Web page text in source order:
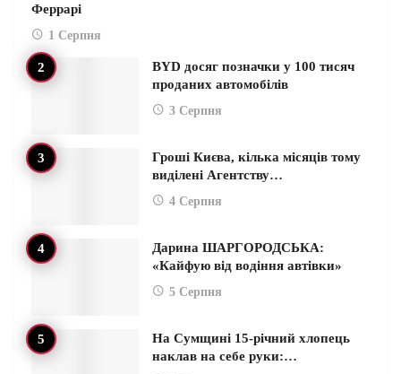
Феррарі
1 Серпня
BYD досяг позначки у 100 тисяч
проданих автомобілів
3 Серпня
Гроші Києва, кілька місяців тому
виділені Агентству…
4 Серпня
Дарина ШАРГОРОДСЬКА:
«Кайфую від водіння автівки»
5 Серпня
На Сумщині 15-річний хлопець
наклав на себе руки:…